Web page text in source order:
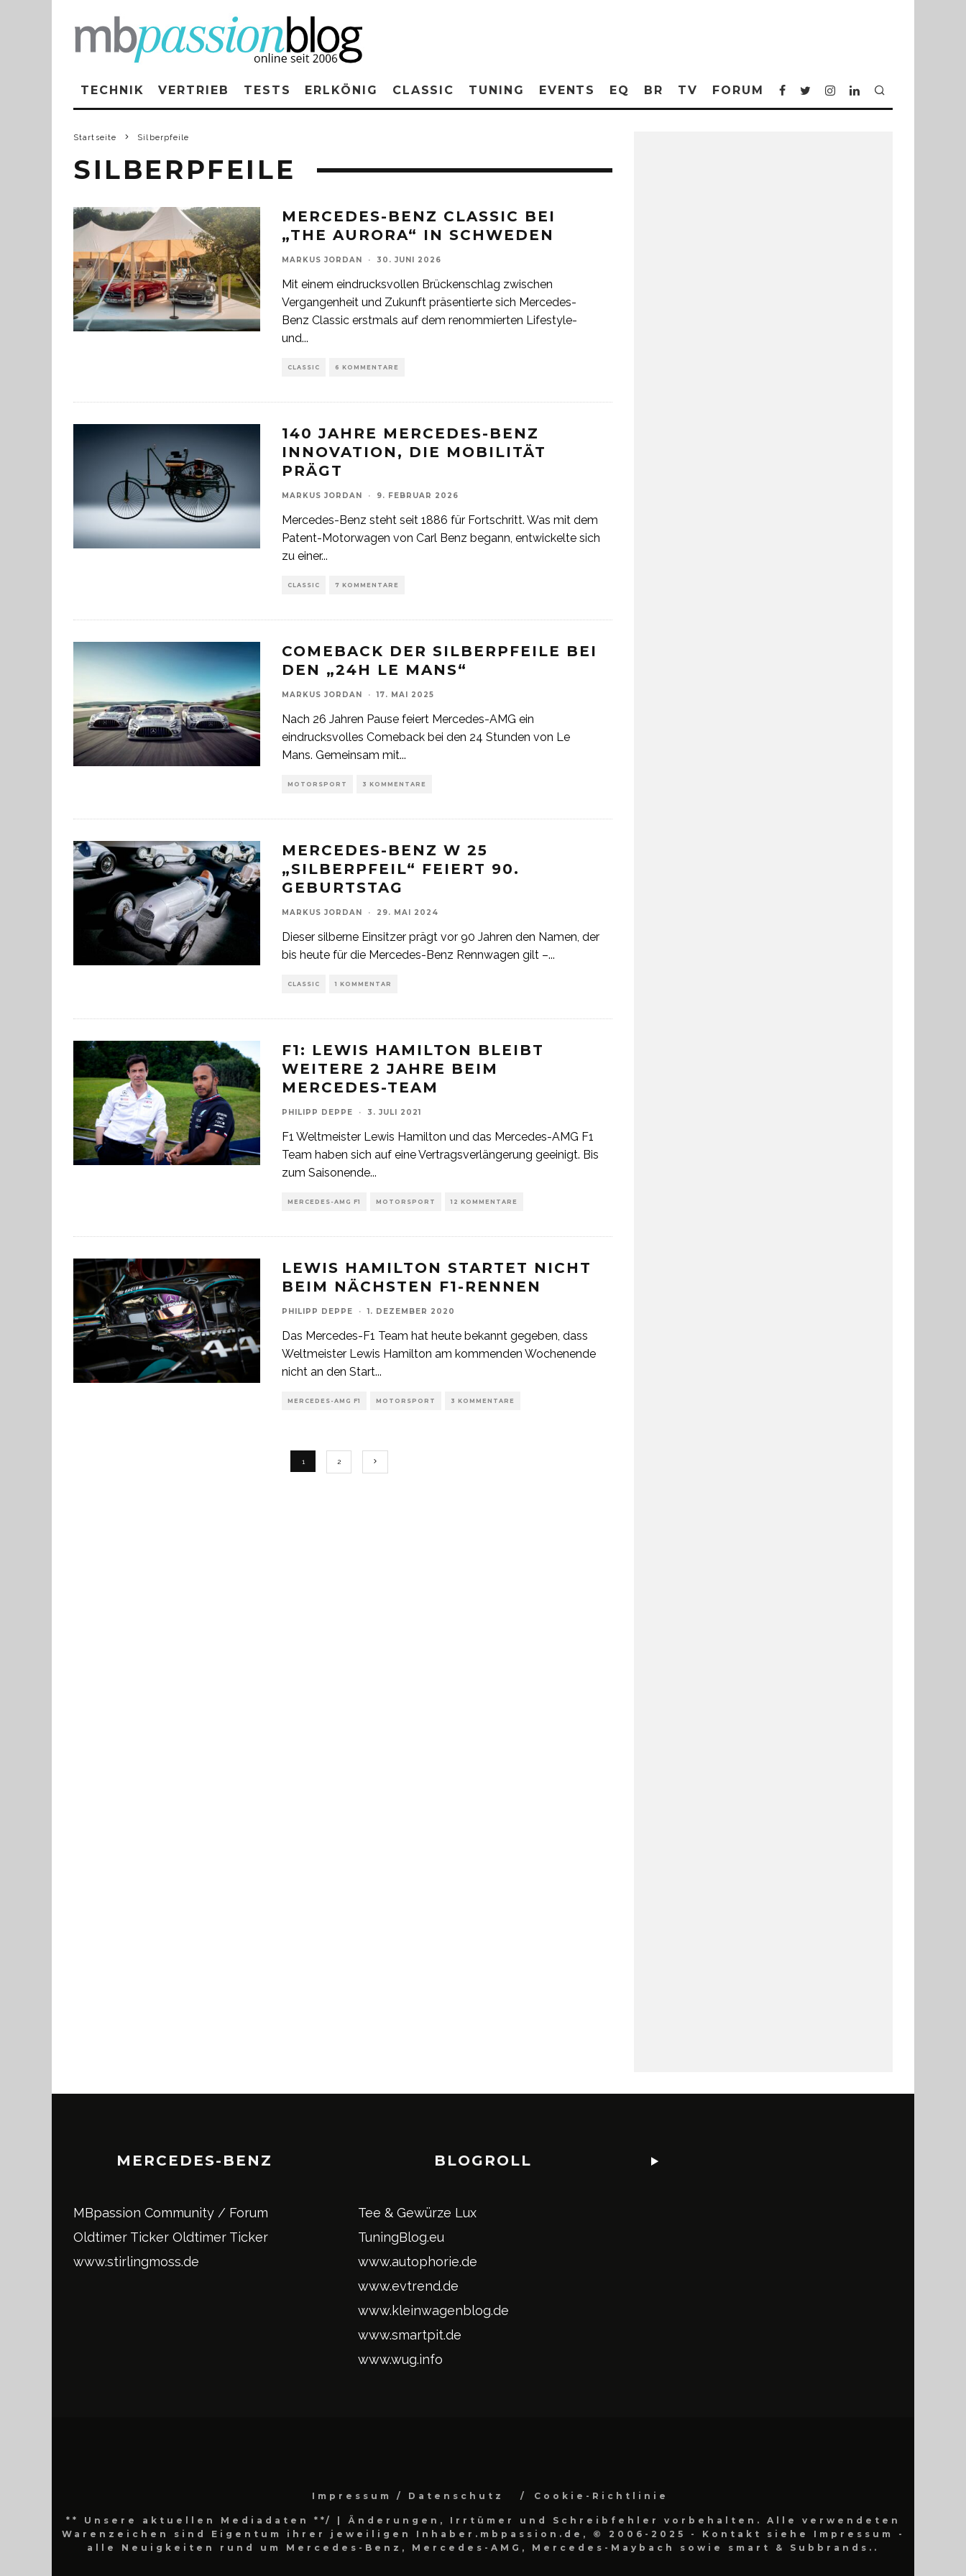
TECHNIK VERTRIEB TESTS ERLKÖNIG CLASSIC TUNING EVENTS EQ BR TV FORUM
Startseite Silberpfeile
SILBERPFEILE
MERCEDES-BENZ CLASSIC BEI
„THE AURORA“ IN SCHWEDEN
MARKUS JORDAN · 30. JUNI 2026
Mit einem eindrucksvollen Brückenschlag zwischen
Vergangenheit und Zukunft präsentierte sich Mercedes-
Benz Classic erstmals auf dem renommierten Lifestyle-
und...
CLASSIC 6 KOMMENTARE
140 JAHRE MERCEDES-BENZ
INNOVATION, DIE MOBILITÄT
PRÄGT
MARKUS JORDAN · 9. FEBRUAR 2026
Mercedes-Benz steht seit 1886 für Fortschritt. Was mit dem
Patent-Motorwagen von Carl Benz begann, entwickelte sich
zu einer...
CLASSIC 7 KOMMENTARE
COMEBACK DER SILBERPFEILE BEI
DEN „24H LE MANS“
MARKUS JORDAN · 17. MAI 2025
Nach 26 Jahren Pause feiert Mercedes-AMG ein
eindrucksvolles Comeback bei den 24 Stunden von Le
Mans. Gemeinsam mit...
MOTORSPORT 3 KOMMENTARE
MERCEDES-BENZ W 25
„SILBERPFEIL“ FEIERT 90.
GEBURTSTAG
MARKUS JORDAN · 29. MAI 2024
Dieser silberne Einsitzer prägt vor 90 Jahren den Namen, der
bis heute für die Mercedes-Benz Rennwagen gilt –...
CLASSIC 1 KOMMENTAR
F1: LEWIS HAMILTON BLEIBT
WEITERE 2 JAHRE BEIM
MERCEDES-TEAM
PHILIPP DEPPE · 3. JULI 2021
F1 Weltmeister Lewis Hamilton und das Mercedes-AMG F1
Team haben sich auf eine Vertragsverlängerung geeinigt. Bis
zum Saisonende...
MERCEDES-AMG F1 MOTORSPORT 12 KOMMENTARE
LEWIS HAMILTON STARTET NICHT
BEIM NÄCHSTEN F1-RENNEN
PHILIPP DEPPE · 1. DEZEMBER 2020
Das Mercedes-F1 Team hat heute bekannt gegeben, dass
Weltmeister Lewis Hamilton am kommenden Wochenende
nicht an den Start...
MERCEDES-AMG F1 MOTORSPORT 3 KOMMENTARE
1 2
MERCEDES-BENZ
MBpassion Community / Forum
Oldtimer Ticker Oldtimer Ticker
www.stirlingmoss.de
BLOGROLL
Tee & Gewürze Lux
TuningBlog.eu
www.autophorie.de
www.evtrend.de
www.kleinwagenblog.de
www.smartpit.de
www.wug.info
Impressum / Datenschutz Cookie-Richtlinie
** Unsere aktuellen Mediadaten **/
| Änderungen, Irrtümer und Schreibfehler vorbehalten. Alle verwendeten
Warenzeichen sind Eigentum ihrer jeweiligen Inhaber.mbpassion.de, © 2006-2025 - Kontakt siehe Impressum -
alle Neuigkeiten rund um Mercedes-Benz, Mercedes-AMG, Mercedes-Maybach sowie smart & Subbrands..